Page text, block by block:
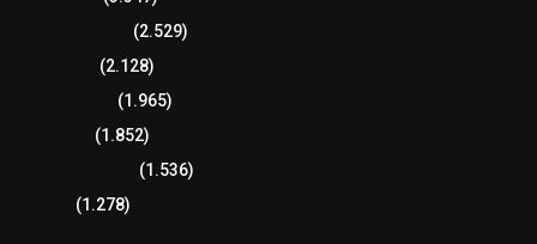
(2.529)
(2.128)
(1.965)
(1.852)
(1.536)
(1.278)